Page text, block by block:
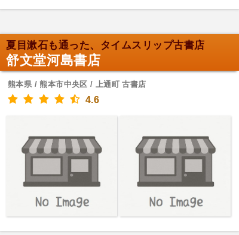
夏目漱石も通った、タイムスリップ古書店
舒文堂河島書店
熊本県 / 熊本市中央区 / 上通町 古書店
4.6